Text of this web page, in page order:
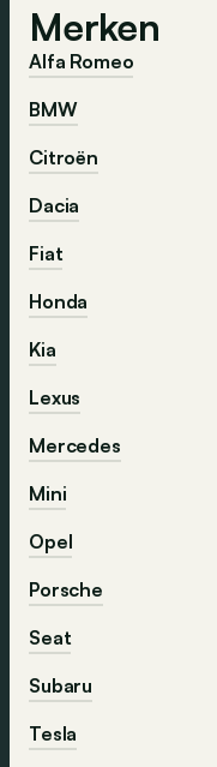
Merken
Alfa Romeo
BMW
Citroën
Dacia
Fiat
Honda
Kia
Lexus
Mercedes
Mini
Opel
Porsche
Seat
Subaru
Tesla